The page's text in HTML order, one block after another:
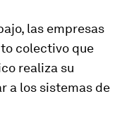
las empresas
colectivo que
realiza su
a los sistemas de